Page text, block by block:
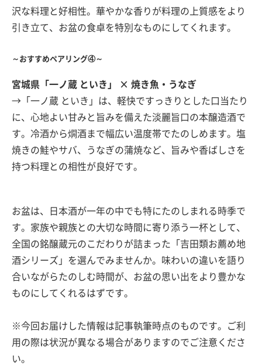
沢な料理と好相性。華やかな香りが料理の上質感をより
引き立て、お盆の食卓を特別なものにしてくれます。
～おすすめペアリング④～
宮城県「一ノ蔵 といき」 × 焼き魚・うなぎ
→「一ノ蔵 といき」は、軽快ですっきりとした口当たり
に、心地よい甘みと旨みを備えた淡麗旨口の本醸造酒で
す。冷酒から燗酒まで幅広い温度帯でたのしめます。塩
焼きの鮭やサバ、うなぎの蒲焼など、旨みや香ばしさを
持つ料理との相性が良好です。
お盆は、日本酒が一年の中でも特にたのしまれる時季で
す。家族や親族との大切な時間に寄り添う一杯として、
全国の銘醸蔵元のこだわりが詰まった「吉田類お薦め地
酒シリーズ」を選んでみませんか。味わいの違いを語り
合いながらたのしむ時間が、お盆の思い出をより豊かな
ものにしてくれるはずです。
※今回お届けした情報は記事執筆時点のものです。ご利
用の際は状況が異なる場合がありますのでご注意くださ
い。